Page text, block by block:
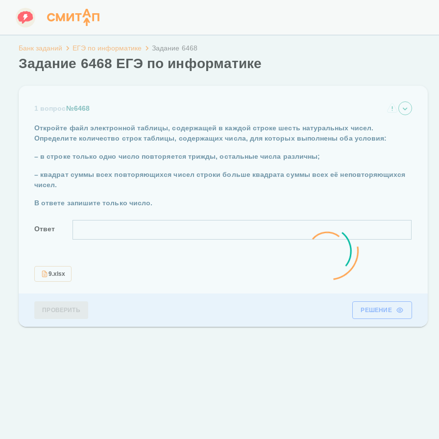
Банк заданий ЕГЭ по информатике Задание 6468
Задание 6468 ЕГЭ по информатике
1 вопрос№6468
Откройте файл электронной таблицы, содержащей в каждой строке шесть натуральных чисел.
Определите количество строк таблицы, содержащих числа, для которых выполнены оба условия:
– в строке только одно число повторяется трижды, остальные числа различны;
– квадрат суммы всех повторяющихся чисел строки больше квадрата суммы всех её неповторяющихся
чисел.
В ответе запишите только число.
Ответ
9.xlsx
ПРОВЕРИТЬ РЕШЕНИЕ